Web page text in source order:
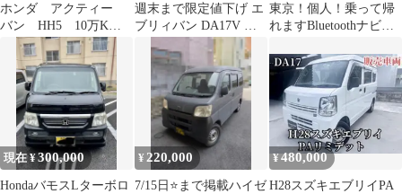
ホンダ アクティー
バン HH5 10万K
走行小 車検長い 軽
バン キャリア付
週末まで限定値下げ エ
ブリィバン DA17V 平
成28年式 5AGS
東京！個人！乗って帰
れますBluetoothナビ、
ファー
現在 ¥300,000
HondaバモスLターボロ
¥ 220,000
7/15日⭐まで掲載ハイゼ
¥480,000
H28スズキエブリイPA